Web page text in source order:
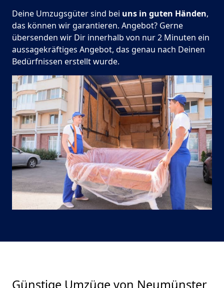
Deine Umzugsgüter sind bei uns in guten Händen,
das können wir garantieren. Angebot? Gerne
übersenden wir Dir innerhalb von nur 2 Minuten ein
aussagekräftiges Angebot, das genau nach Deinen
Bedürfnissen erstellt wurde.
Günstige Umzüge von Neumünster